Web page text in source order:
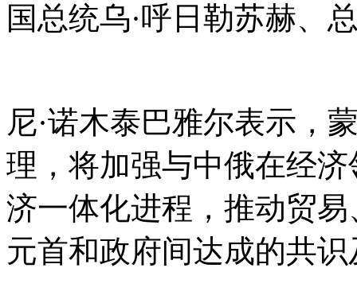
国总统乌·呼日勒苏赫、
尼·诺木泰巴雅尔表示，
理，将加强与中俄在经
济一体化进程，推动贸
元首和政府间达成的共